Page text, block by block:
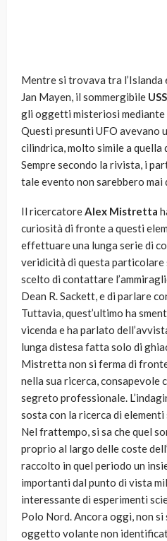
Mentre si trovava tra l’Islanda
Jan Mayen, il sommergibile
gli oggetti misteriosi mediante
Questi presunti UFO avevano
cilindrica, molto simile a quella
Sempre secondo la rivista, i
tale evento non sarebbero
Il ricercatoreAlex Mistretta
curiosità di fronte a questi
effettuare una lunga serie di
veridicità di questa particolare
scelto di contattare
Dean R. Sackett, e di parlare
Tuttavia, quest’ultimo ha
vicenda e ha parlato
lunga distesa fatta solo di
Mistretta non si ferma di
nella sua ricerca, consapevole
segreto professionale.
sosta con la ricerca di
Nel frattempo, si sa che quel
proprio al largo delle coste
raccolto in quel periodo un
importanti dal punto di vista
interessante di esperimenti
Polo Nord. Ancora oggi, non
oggetto volante non